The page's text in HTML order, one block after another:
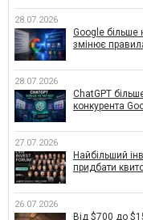
28.07.2026
Google більше
змінює
28.07.2026
ChatGPT
конкурента
27.07.2026
Найбільший
придбати
26.07.2026
Від $700 до